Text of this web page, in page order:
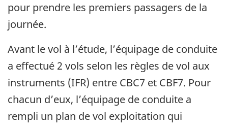
pour prendre les premiers passagers de la
journée.
Avant le vol à l’étude, l’équipage de conduite
a effectué 2 vols selon les règles de vol aux
instruments (IFR) entre CBC7 et CBF7. Pour
chacun d’eux, l’équipage de conduite a
rempli un plan de vol exploitation qui